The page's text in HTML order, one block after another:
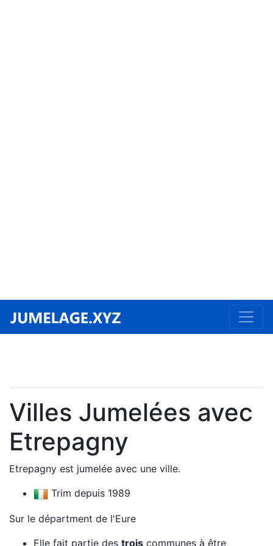
Villes Jumelées avec
Etrepagny
Etrepagny est jumelée avec une ville.
Trim depuis 1989
Sur le départment de l'Eure
Elle fait partie des trois communes à être